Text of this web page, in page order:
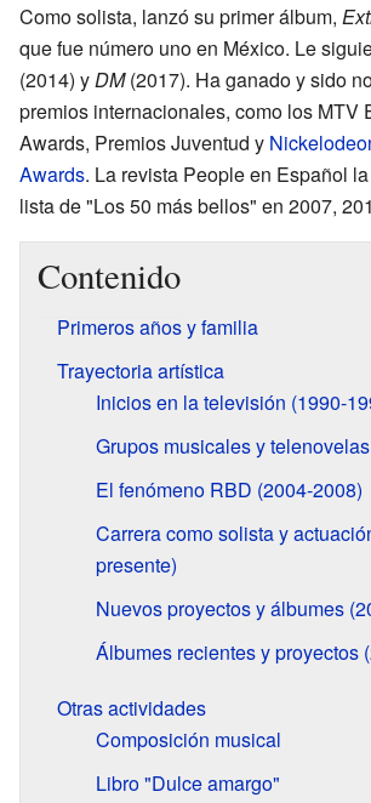
Como solista, lanzó su primer álbum,
que fue número uno en México. Le
(2014) yDM(2017). Ha ganado y sido
premios internacionales, como los MTV
Awards, Premios Juventud y
Awards. La revista People en Español
lista de "Los 50 más bellos" en 2007,
Contenido
Primeros años y familia
Trayectoria artística
Inicios en la televisión (1990-
Grupos musicales y
El fenómeno RBD (2004-2008)
Carrera como solista y
presente)
Nuevos proyectos y álbumes
Álbumes recientes y proyectos
Otras actividades
Composición musical
Libro "Dulce amargo"